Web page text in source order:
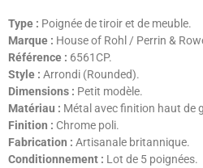
Type : Poignée de tiroir et de meuble.
Marque : House of Rohl / Perrin &
Référence : 6561CP.
Style : Arrondi (Rounded).
Dimensions : Petit modèle.
Matériau : Métal avec finition haut de
Finition : Chrome poli.
Fabrication : Artisanale britannique.
Conditionnement : Lot de 5 poignées.